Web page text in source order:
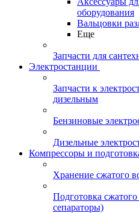
оборудования
Вальцовки
Еще
Запчасти для
Электростанции
Запчасти к
дизельным
Бензиновые
Дизельные
Компрессоры и
Хранение сжатого
Подготовка
сепараторы)